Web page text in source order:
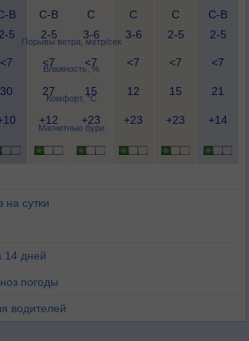
Порывы ветра, метр/сек
Влажность, %
Комфорт, °C
Магнитные бури
В
2-5
С-В
2-5
С
3-6
С
3-6
С
2-5
С-В
2-5
<7 <7 <7 <7 <7 <7
30 27 15 12 15 21
+12 +23 +23 +23 +14
на сутки
14 дней
погоды
водителей